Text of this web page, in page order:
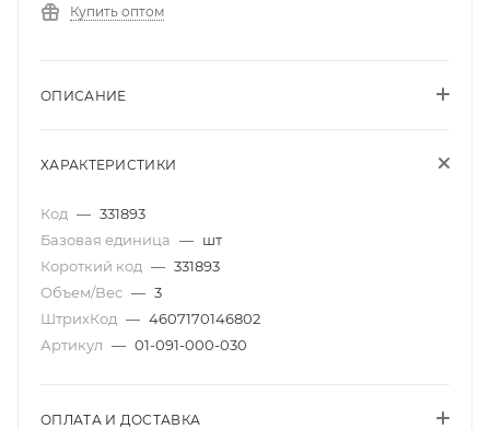
Купить оптом
ОПИСАНИЕ
ХАРАКТЕРИСТИКИ
Код — 331893
Базовая единица — шт
Короткий код — 331893
Объем/Вес — 3
ШтрихКод — 4607170146802
Артикул — 01-091-000-030
ОПЛАТА И ДОСТАВКА